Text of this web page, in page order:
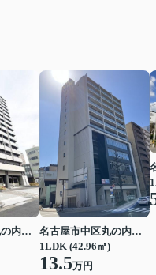
名古屋市中区丸の内２丁目
名古屋市中区丸の内２丁目
1LDK (42.96㎡)
13.5万円